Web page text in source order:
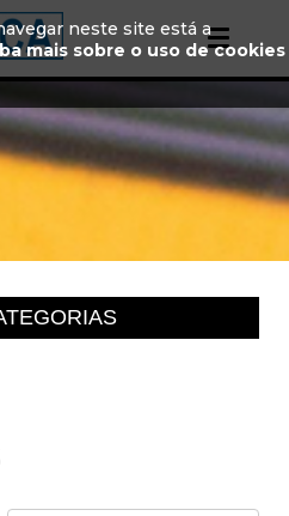
neste site está a
mais sobre o uso de cookies